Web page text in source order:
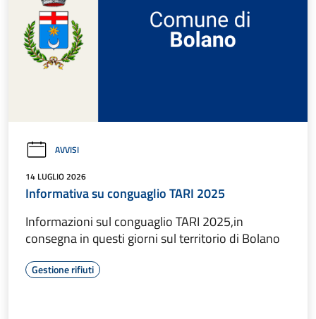
AVVISI
14 LUGLIO 2026
Informativa su conguaglio TARI 2025
Informazioni sul conguaglio TARI 2025,in
consegna in questi giorni sul territorio di Bolano
Gestione rifiuti